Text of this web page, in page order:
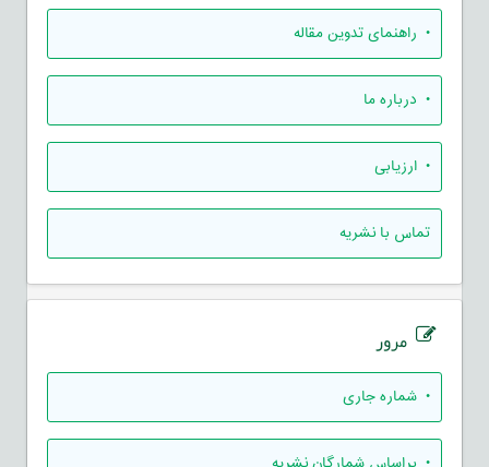
• راهنمای تدوين مقاله
• درباره ما
• ارزيابی
تماس با نشریه
مرور
• شماره جاری